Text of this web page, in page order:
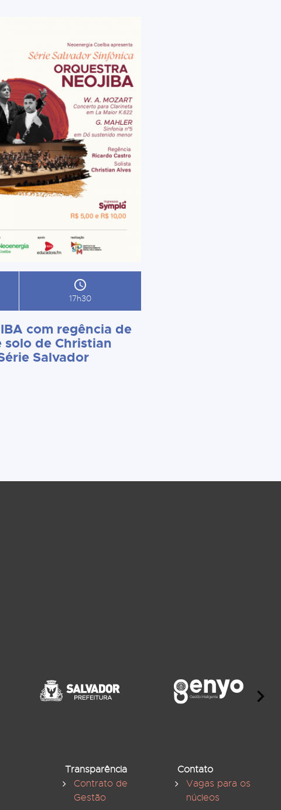
17h30
com regência de
solo de Christian
Salvador
Transparência
Contrato de
Gestão
Contato
Vagas para os
núcleos